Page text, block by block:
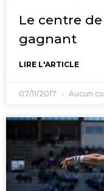
Le centre
gagnant
LIRE L'ARTICLE
07/11/2017 Aucun